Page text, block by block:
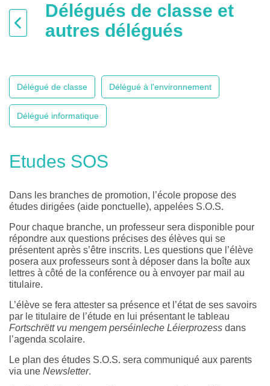
Délégués de classe et
autres délégués
Délégué de classe Délégué à l'environnement
Délégué informatique
Etudes SOS
Dans les branches de promotion, l’école propose des
études dirigées (aide ponctuelle), appelées S.O.S.
Pour chaque branche, un professeur sera disponible pour
répondre aux questions précises des élèves qui se
présentent après s’être inscrits. Les questions que l’élève
posera aux professeurs sont à déposer dans la boîte aux
lettres à côté de la conférence ou à envoyer par mail au
titulaire.
L’élève se fera attester sa présence et l’état de ses savoirs
par le titulaire de l’étude en lui présentant le tableau
Fortschrëtt vu mengem perséinleche Léierprozess dans
l’agenda scolaire.
Le plan des études S.O.S. sera communiqué aux parents
via une Newsletter.